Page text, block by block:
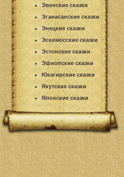
Эвенские сказки
Эганасанские сказки
Энецкие сказки
Эскимосские сказки
Эстонские сказки
Эфиопские сказки
Юкагирские сказки
Якутские сказки
Японские сказки